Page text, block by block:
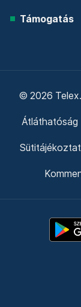
Támogatás
© 2026
Átláthatóság